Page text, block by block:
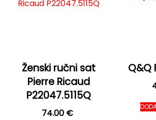
Ženski ručni sat
Pierre Ricaud
P22047.5115Q
74.00 €
Q&Q